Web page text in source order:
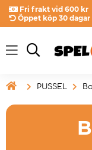
Fri frakt vid 600 kr
Öppet köp 30 dagar
 PUSSEL